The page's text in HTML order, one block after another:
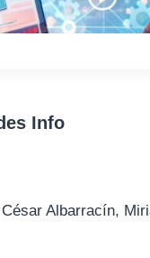
Info
Albarracín,